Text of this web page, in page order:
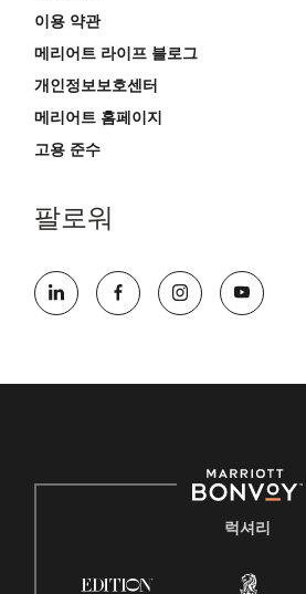
이용 약관
메리어트 라이프 블로그
개인정보보호센터
메리어트 홈페이지
고용 준수
팔로워
럭셔리